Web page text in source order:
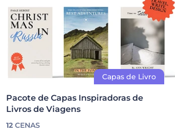
Pacote de Capas Inspiradoras de
Livros de Viagens
12 CENAS